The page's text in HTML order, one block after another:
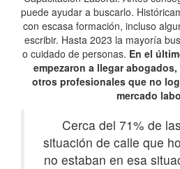
puede ayudar a buscarlo.
con escasa formación, incluso
escribir. Hasta 2023 la mayoría
o cuidado de personas. En el
empezaron a llegar
otros profesionales que no
mercado
Cerca del 71% de
situación de calle que
no estaban en esa